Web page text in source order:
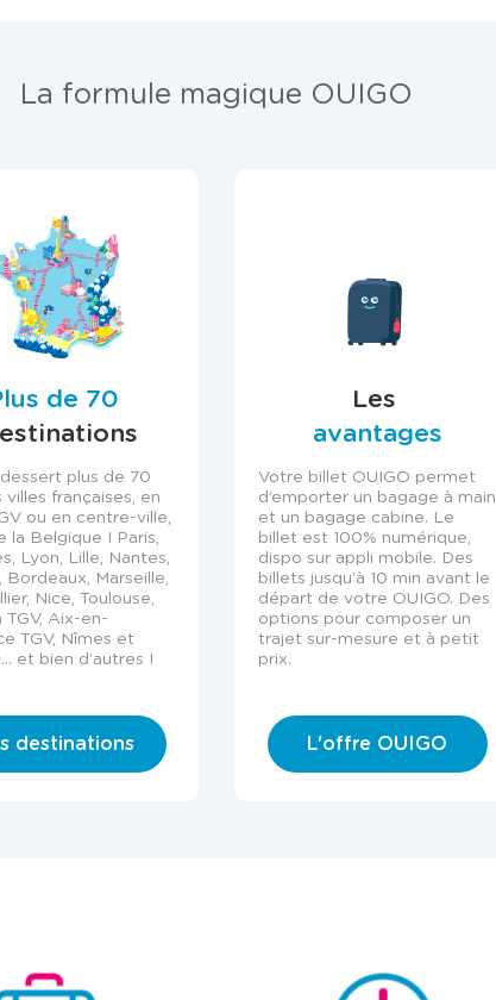
La formule magique OUIGO
de 70
plus de 70
villes françaises, en
ou en centre-ville,
la Belgique ! Paris,
Lyon, Lille, Nantes,
Bordeaux, Marseille,
Nice, Toulouse,
TGV, Aix-en-
TGV, Nîmes et
et bien d’autres !
destinations
Les
avantages
Votre billet OUIGO permet
d’emporter un bagage à main
et un bagage cabine. Le
billet est 100% numérique,
dispo sur appli mobile. Des
billets jusqu’à 10 min avant le
départ de votre OUIGO. Des
options pour composer un
trajet sur-mesure et à petit
prix.
L'offre OUIGO